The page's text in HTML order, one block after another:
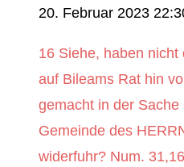
20. Februar 2023
16 Siehe, haben nicht
auf Bileams Rat hin
gemacht in der
Gemeinde des
widerfuhr? Num. 31,16